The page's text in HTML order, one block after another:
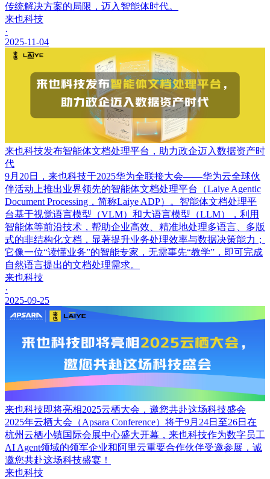
传统解决方案的局限，迈入智能体时代。
来也科技
·
2025-11-04
来也科技发布智能体文档处理平台，助力政企迈入数据资产时
代
9月20日，来也科技于2025华为全联接大会——华为云全球伙
伴活动上推出业界领先的智能体文档处理平台（Laiye Agentic
Document Processing，简称Laiye ADP）。智能体文档处理平
台基于视觉语言模型（VLM）和大语言模型（LLM），利用
智能体等前沿技术，帮助企业高效、精准地处理多语言、多版
式的非结构化文档，显著提升业务处理效率与数据决策能力；
它像一位“读懂业务”的智能专家，无需事先“教学”，即可完成
自然语言提出的文档处理需求。
来也科技
·
2025-09-25
来也科技即将亮相2025云栖大会，邀您共赴这场科技盛会
2025年云栖大会（Apsara Conference）将于9月24日至26日在
杭州云栖小镇国际会展中心盛大开幕，来也科技作为数字员工
AI Agent领域的领军企业和阿里云重要合作伙伴受邀参展，诚
邀您共赴这场科技盛宴！
来也科技